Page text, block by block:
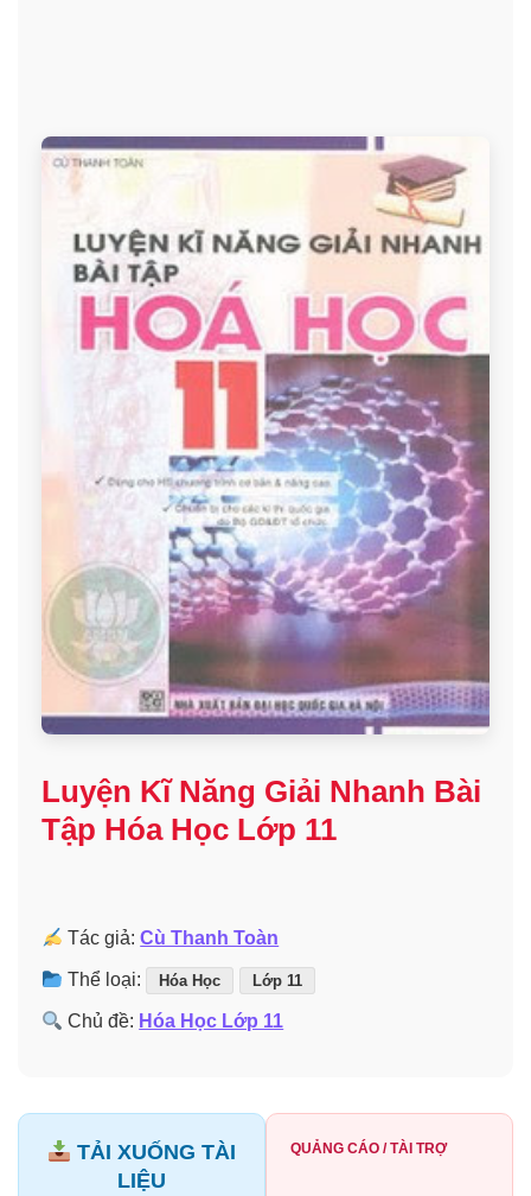
Luyện Kĩ Năng Giải Nhanh Bài
Tập Hóa Học Lớp 11
Tác giả:Cù Thanh Toàn
Thể loại: Hóa Học Lớp 11
Chủ đề: Hóa Học Lớp 11
TẢI XUỐNG TÀI
LIỆU
QUẢNG CÁO / TÀI TRỢ